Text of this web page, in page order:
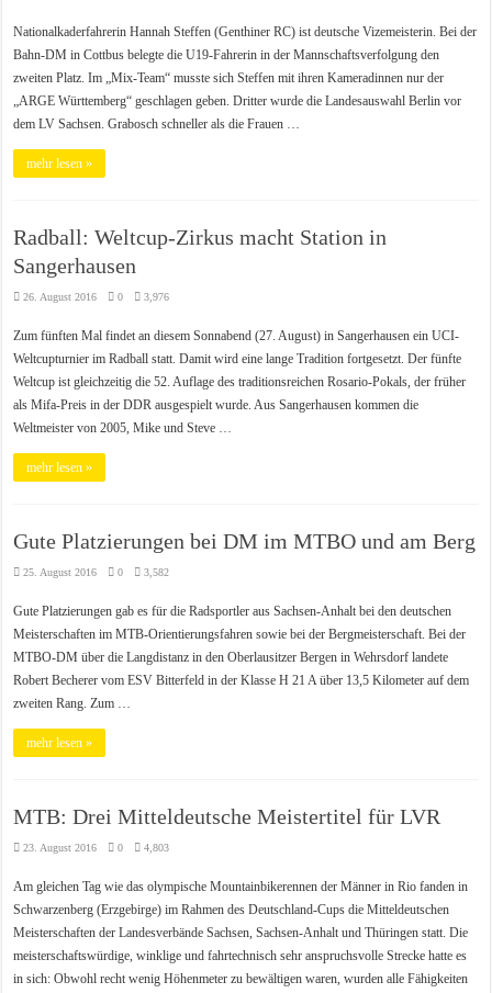
Nationalkaderfahrerin Hannah Steffen (Genthiner RC) ist deutsche Vizemeisterin. Bei der
Bahn-DM in Cottbus belegte die U19-Fahrerin in der Mannschaftsverfolgung den
zweiten Platz. Im „Mix-Team“ musste sich Steffen mit ihren Kameradinnen nur der
„ARGE Württemberg“ geschlagen geben. Dritter wurde die Landesauswahl Berlin vor
dem LV Sachsen. Grabosch schneller als die Frauen …
mehr lesen »
Radball: Weltcup-Zirkus macht Station in
Sangerhausen
26. August 2016 0 3,976
Zum fünften Mal findet an diesem Sonnabend (27. August) in Sangerhausen ein UCI-
Weltcupturnier im Radball statt. Damit wird eine lange Tradition fortgesetzt. Der fünfte
Weltcup ist gleichzeitig die 52. Auflage des traditionsreichen Rosario-Pokals, der früher
als Mifa-Preis in der DDR ausgespielt wurde. Aus Sangerhausen kommen die
Weltmeister von 2005, Mike und Steve …
mehr lesen »
Gute Platzierungen bei DM im MTBO und am Berg
25. August 2016 0 3,582
Gute Platzierungen gab es für die Radsportler aus Sachsen-Anhalt bei den deutschen
Meisterschaften im MTB-Orientierungsfahren sowie bei der Bergmeisterschaft. Bei der
MTBO-DM über die Langdistanz in den Oberlausitzer Bergen in Wehrsdorf landete
Robert Becherer vom ESV Bitterfeld in der Klasse H 21 A über 13,5 Kilometer auf dem
zweiten Rang. Zum …
mehr lesen »
MTB: Drei Mitteldeutsche Meistertitel für LVR
23. August 2016 0 4,803
Am gleichen Tag wie das olympische Mountainbikerennen der Männer in Rio fanden in
Schwarzenberg (Erzgebirge) im Rahmen des Deutschland-Cups die Mitteldeutschen
Meisterschaften der Landesverbände Sachsen, Sachsen-Anhalt und Thüringen statt. Die
meisterschaftswürdige, winklige und fahrtechnisch sehr anspruchsvolle Strecke hatte es
in sich: Obwohl recht wenig Höhenmeter zu bewältigen waren, wurden alle Fähigkeiten